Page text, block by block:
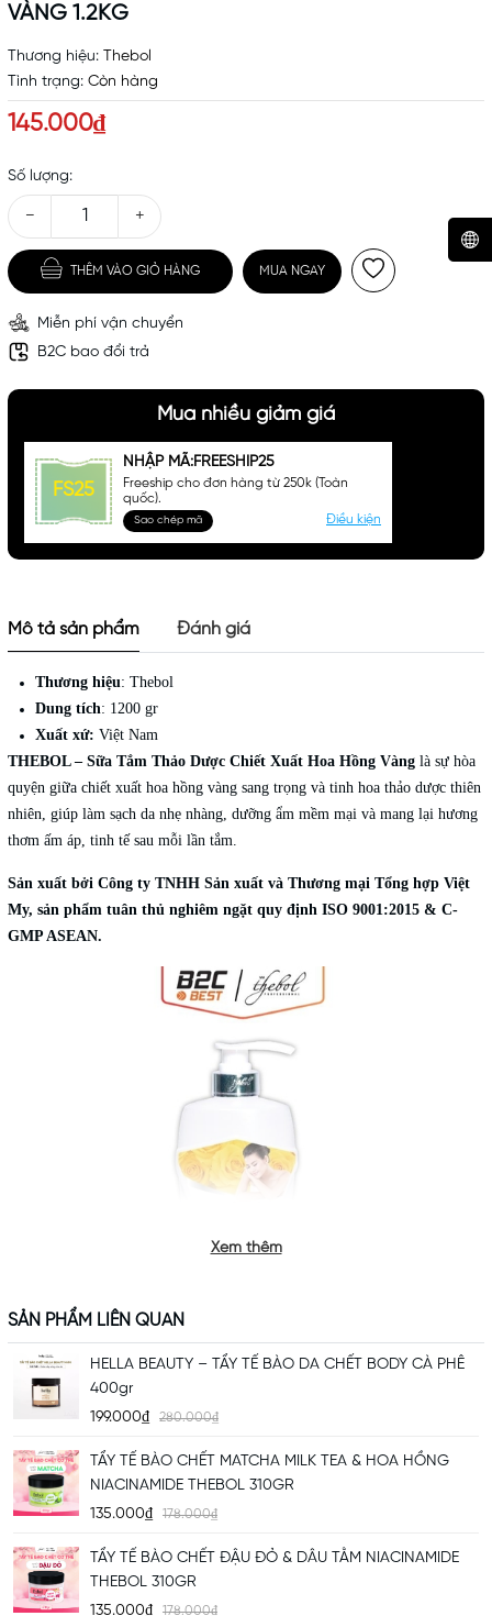
VÀNG 1.2KG
Thương hiệu: Thebol
Tình trạng: Còn hàng
145.000₫
Số lượng:
− +
THÊM VÀO GIỎ HÀNG MUA NGAY
Miễn phí vận chuyển
B2C bao đổi trả
Mua nhiều giảm giá
FS25
NHẬP MÃ:FREESHIP25
Freeship cho đơn hàng từ 250k (Toàn
quốc).
Sao chép mã Điều kiện
Mã khuyến mãi:
Điều kiện:
Mô tả sản phẩm Đánh giá
Thương hiệu: Thebol
Dung tích: 1200 gr
Xuất xứ: Việt Nam
THEBOL – Sữa Tắm Thảo Dược Chiết Xuất Hoa Hồng Vàng là sự hòa
quyện giữa chiết xuất hoa hồng vàng sang trọng và tinh hoa thảo dược thiên
nhiên, giúp làm sạch da nhẹ nhàng, dưỡng ẩm mềm mại và mang lại hương
thơm ấm áp, tinh tế sau mỗi lần tắm.
Sản xuất bởi Công ty TNHH Sản xuất và Thương mại Tổng hợp Việt
My, sản phẩm tuân thủ nghiêm ngặt quy định ISO 9001:2015 & C-
GMP ASEAN.
THÀNH PHẦN NỔI BẬT
TẮMTHẢO DƯỢC HOA
HỒNG VÀNG
Rosa Centifolia Flower Extract (Chiết xuất hoa hồng vàng):giúp
da mềm mại, mang lại cảm giác tươi tắn và hương thơm thanh lịch.
Panax Ginseng Root Extract (Chiết xuất nhân sâm):
Xem thêm
SẢN PHẨM LIÊN QUAN
HELLA BEAUTY – TẨY TẾ BÀO DA CHẾT BODY CÀ PHÊ
400gr
199.000₫
280.000₫
TẨY TẾ BÀO CHẾT MATCHA MILK TEA & HOA HỒNG
NIACINAMIDE THEBOL 310GR
135.000₫
178.000₫
TẨY TẾ BÀO CHẾT ĐẬU ĐỎ & DÂU TẰM NIACINAMIDE
THEBOL 310GR
135.000₫
178.000₫